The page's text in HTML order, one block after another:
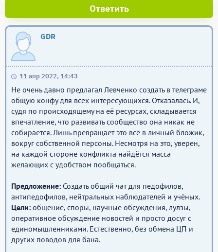
Ответить
GDR
11 апр 2022, 14:43
Не очень давно предлагал Левченко создать в телеграме
общую конфу для всех интересующихся. Отказалась. И,
судя по происходящему на её ресурсах, складывается
впечатление, что развивать сообщество она никак не
собирается. Лишь превращает это всё в личный бложик,
вокруг собственной персоны. Несмотря на это, уверен,
на каждой стороне конфликта найдётся масса
желающих с удобством пообщаться.
Предложение: Создать общий чат для педофилов,
антипедофилов, нейтральных наблюдателей и учёных.
Цели: общение, споры, научные обсуждения, лулзы,
оперативное обсуждение новостей и просто досуг с
единомышленниками. Естественно, без обмена ЦП и
других поводов для бана.